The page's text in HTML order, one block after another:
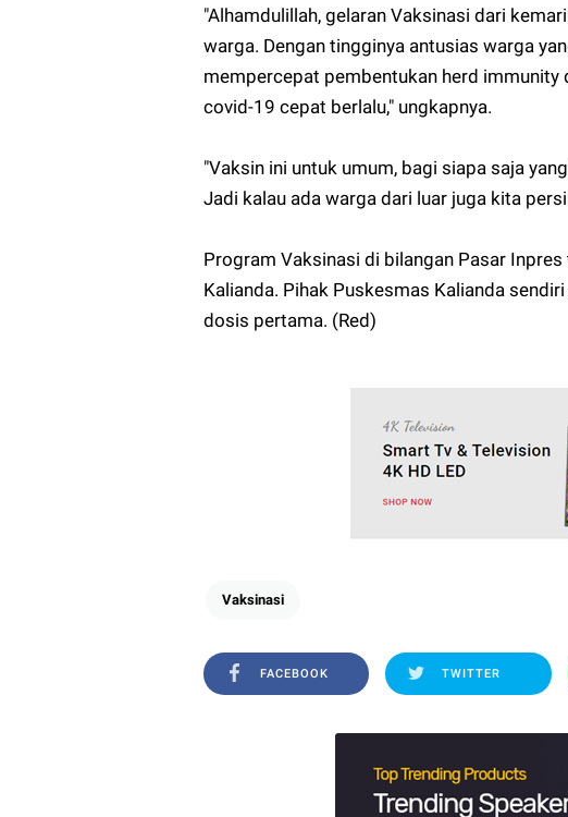
"Alhamdulillah, gelaran Vaksinasi dari
warga. Dengan tingginya antusias warga
mempercepat pembentukan herd immunity
covid-19 cepat berlalu," ungkapnya.
"Vaksin ini untuk umum, bagi siapa saja
Jadi kalau ada warga dari luar juga kita
Program Vaksinasi di bilangan Pasar
Kalianda. Pihak Puskesmas Kalianda
dosis pertama. (Red)
Vaksinasi
FACEBOOK TWITTER